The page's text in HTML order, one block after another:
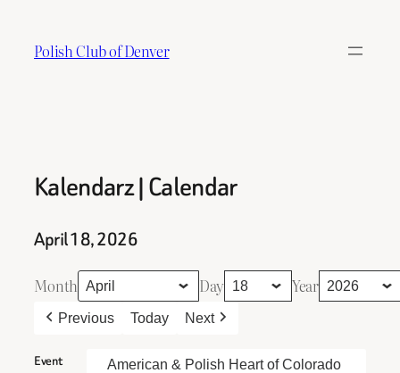
content
Polish Club of Denver
Kalendarz | Calendar
April 18, 2026
Month Day Year
Previous Today Next
Event
American & Polish Heart of Colorado